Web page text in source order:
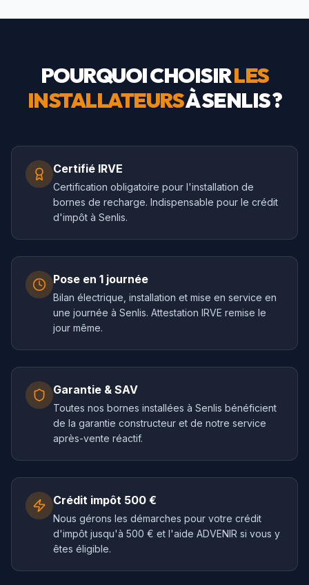
POURQUOI CHOISIRLES
INSTALLATEURSÀSENLIS?
Certifié IRVE
Certification obligatoire pour l'installation de
bornes de recharge. Indispensable pour le crédit
d'impôt à Senlis.
Pose en 1 journée
Bilan électrique, installation et mise en service en
une journée à Senlis. Attestation IRVE remise le
jour même.
Garantie & SAV
Toutes nos bornes installées à Senlis bénéficient
de la garantie constructeur et de notre service
après-vente réactif.
Crédit impôt 500 €
Nous gérons les démarches pour votre crédit
d'impôt jusqu'à 500 € et l'aide ADVENIR si vous y
êtes éligible.